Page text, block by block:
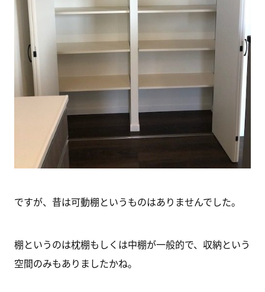
ですが、昔は可動棚というものはありませんでした。
棚というのは枕棚もしくは中棚が一般的で、収納という
空間のみもありましたかね。